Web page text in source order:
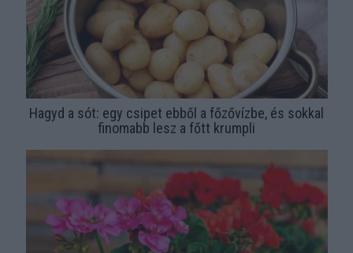
Hagyd a sót: egy csipet ebből a főzővízbe, és sokkal
finomabb lesz a főtt krumpli